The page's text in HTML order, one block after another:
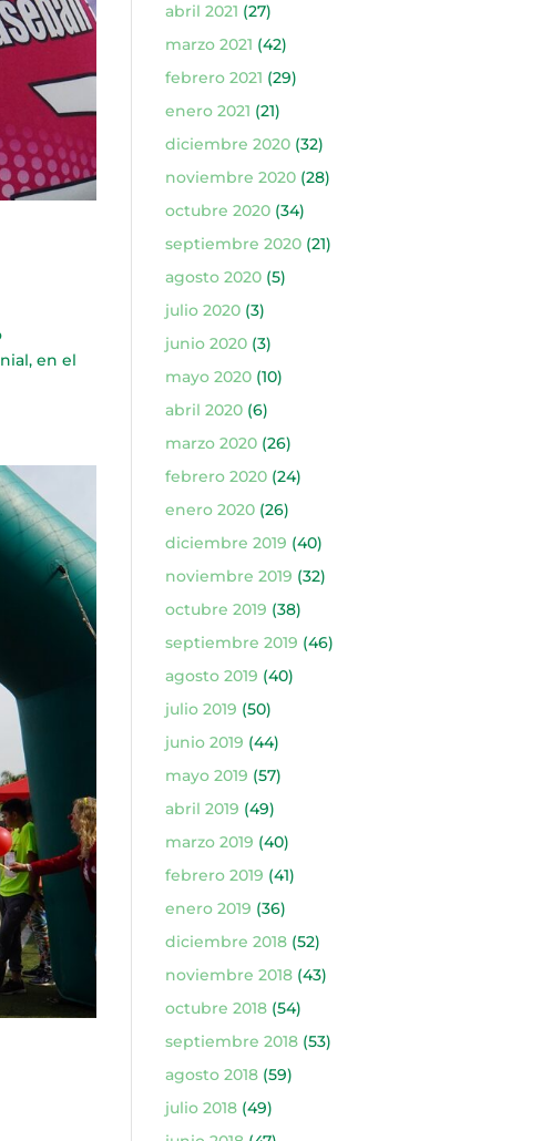
en el
abril 2021 (27)
marzo 2021 (42)
febrero 2021 (29)
enero 2021 (21)
diciembre 2020(32)
noviembre 2020(28)
octubre 2020(34)
septiembre 2020(21)
agosto 2020(5)
julio 2020(3)
junio 2020(3)
mayo 2020(10)
abril 2020(6)
marzo 2020(26)
febrero 2020(24)
enero 2020(26)
diciembre 2019 (40)
noviembre 2019 (32)
octubre 2019 (38)
septiembre 2019 (46)
agosto 2019 (40)
julio 2019 (50)
junio 2019 (44)
mayo 2019 (57)
abril 2019 (49)
marzo 2019 (40)
febrero 2019 (41)
enero 2019 (36)
diciembre 2018(52)
noviembre 2018(43)
octubre 2018(54)
septiembre 2018(53)
agosto 2018(59)
julio 2018(49)